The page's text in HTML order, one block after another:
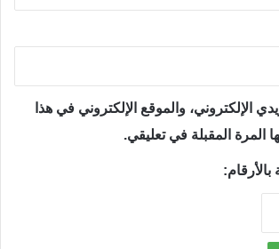
الإلكتروني، والموقع الإلكتروني في هذا
المرة المقبلة في تعليقي.